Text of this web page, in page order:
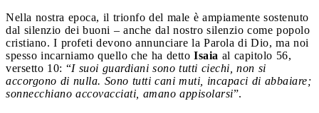
Nella nostra epoca, il trionfo del male è ampiamente sostenuto
dal silenzio dei buoni – anche dal nostro silenzio come popolo
cristiano. I profeti devono annunciare la Parola di Dio, ma noi
spesso incarniamo quello che ha detto Isaia al capitolo 56,
versetto 10: “I suoi guardiani sono tutti ciechi, non si
accorgono di nulla. Sono tutti cani muti, incapaci di abbaiare;
sonnecchiano accovacciati, amano appisolarsi”.